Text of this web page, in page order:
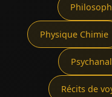
Physique Chimie
Récits de